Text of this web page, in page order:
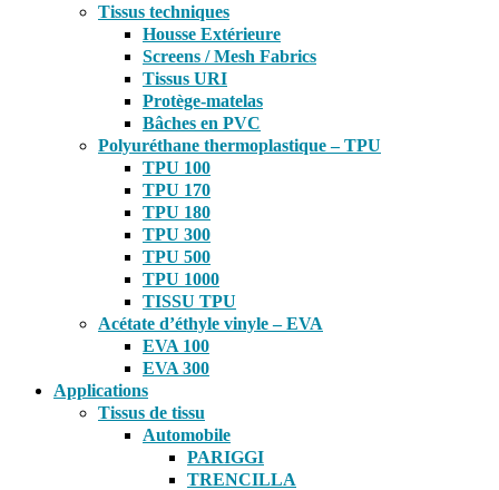
Tissus techniques
Housse Extérieure
Screens / Mesh Fabrics
Tissus URI
Protège-matelas
Bâches en PVC
Polyuréthane thermoplastique – TPU
TPU 100
TPU 170
TPU 180
TPU 300
TPU 500
TPU 1000
TISSU TPU
Acétate d’éthyle vinyle – EVA
EVA 100
EVA 300
Applications
Tissus de tissu
Automobile
PARIGGI
TRENCILLA